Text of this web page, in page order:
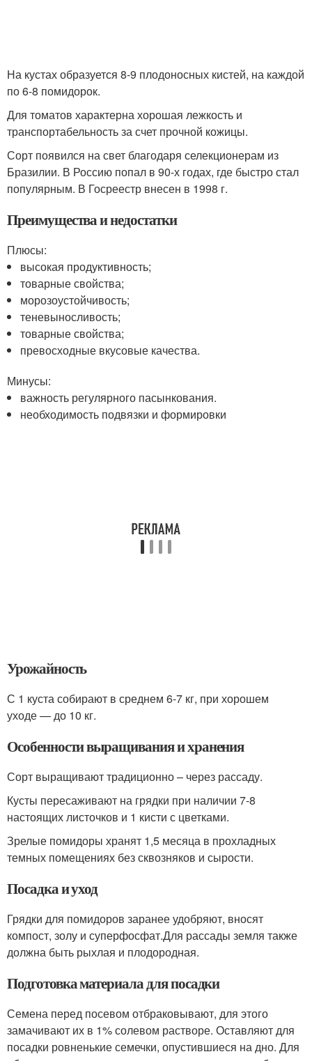
На кустах образуется 8-9 плодоносных кистей, на каждой
по 6-8 помидорок.
Для томатов характерна хорошая лежкость и
транспортабельность за счет прочной кожицы.
Сорт появился на свет благодаря селекционерам из
Бразилии. В Россию попал в 90-х годах, где быстро стал
популярным. В Госреестр внесен в 1998 г.
Преимущества и недостатки
Плюсы:
высокая продуктивность;
товарные свойства;
морозоустойчивость;
теневыносливость;
товарные свойства;
превосходные вкусовые качества.
Минусы:
важность регулярного пасынкования.
необходимость подвязки и формировки
Урожайность
С 1 куста собирают в среднем 6-7 кг, при хорошем
уходе — до 10 кг.
Особенности выращивания и хранения
Сорт выращивают традиционно – через рассаду.
Кусты пересаживают на грядки при наличии 7-8
настоящих листочков и 1 кисти с цветками.
Зрелые помидоры хранят 1,5 месяца в прохладных
темных помещениях без сквозняков и сырости.
Посадка и уход
Грядки для помидоров заранее удобряют, вносят
компост, золу и суперфосфат.Для рассады земля также
должна быть рыхлая и плодородная.
Подготовка материала для посадки
Семена перед посевом отбраковывают, для этого
замачивают их в 1% солевом растворе. Оставляют для
посадки ровненькие семечки, опустившиеся на дно. Для